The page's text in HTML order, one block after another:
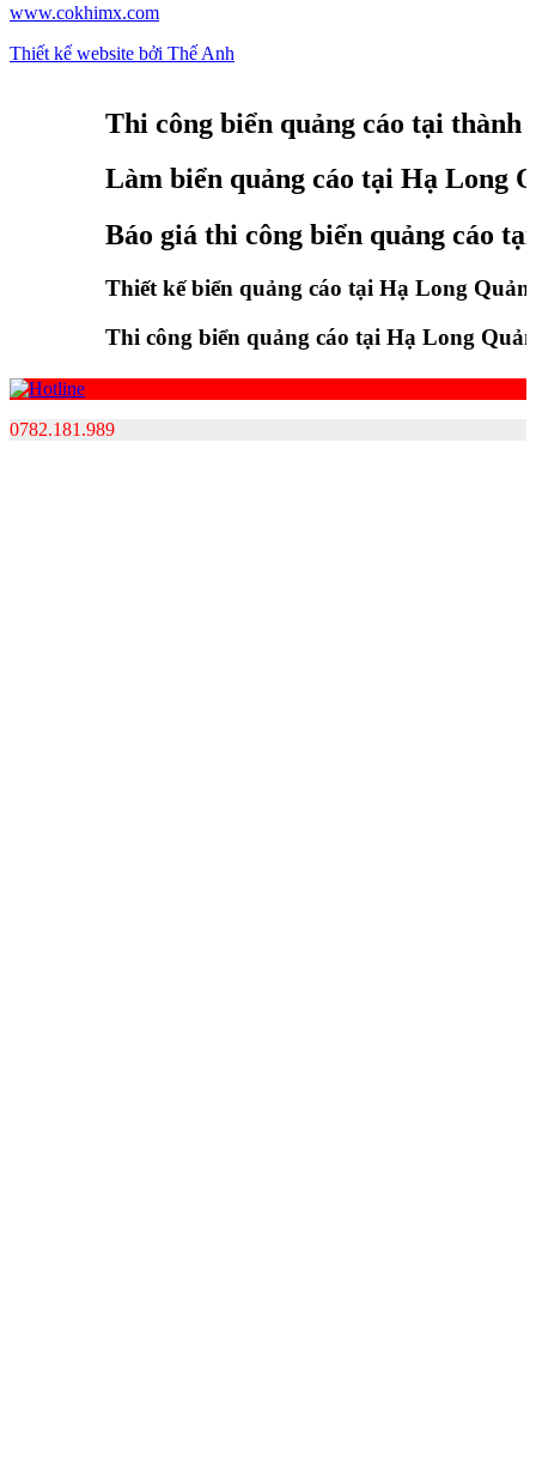
www.cokhimx.com
Thiết kế website bởi Thế Anh
Thi công biển quảng cáo tại thành
Làm biển quảng cáo tại Hạ Long
Báo giá thi công biển quảng cáo tại
Thiết kế biển quảng cáo tại Hạ Long Quảng
Thi công biển quảng cáo tại Hạ Long Quảng
0782.181.989